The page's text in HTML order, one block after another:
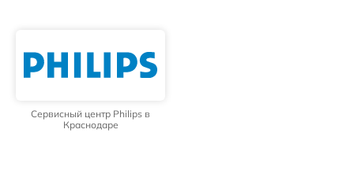
Сервисный центр Philips в
Краснодаре